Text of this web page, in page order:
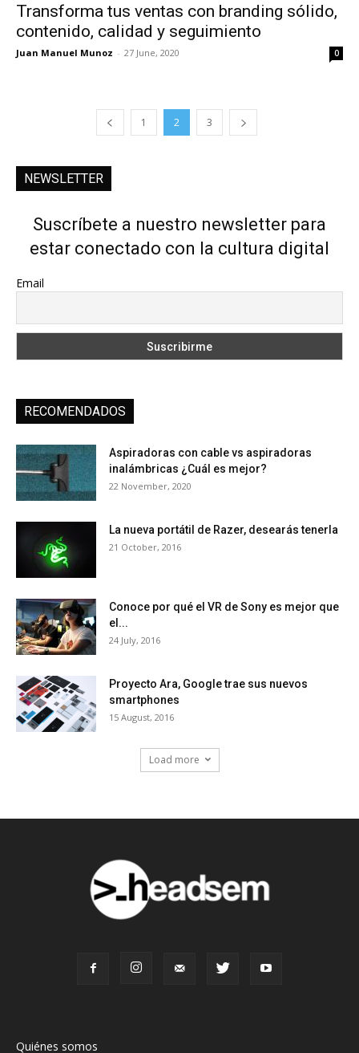
Transforma tus ventas con branding sólido,
contenido, calidad y seguimiento
Juan Manuel Munoz - 27 June, 2020 0
1 2 3
NEWSLETTER
Suscríbete a nuestro newsletter para
estar conectado con la cultura digital
Email
RECOMENDADOS
Aspiradoras con cable vs aspiradoras
inalámbricas ¿Cuál es mejor?
22 November, 2020
La nueva portátil de Razer, desearás tenerla
21 October, 2016
Conoce por qué el VR de Sony es mejor que
el...
24 July, 2016
Proyecto Ara, Google trae sus nuevos
smartphones
15 August, 2016
Load more
Quiénes somos